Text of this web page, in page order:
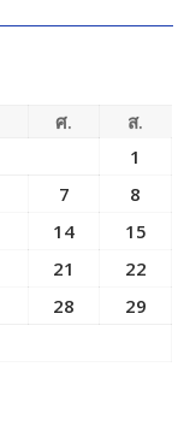
ศ.
ส.
1
7
8
14
15
21
22
28
29